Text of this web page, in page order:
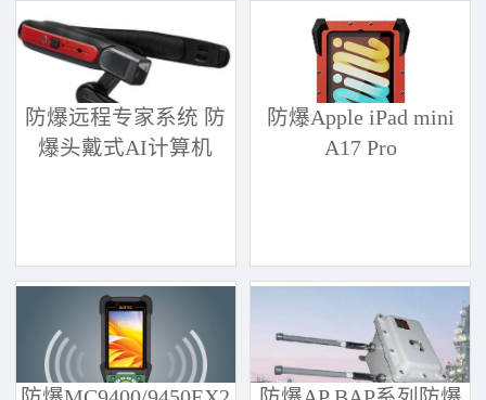
防爆远程专家系统 防
爆头戴式AI计算机
防爆Apple iPad mini
A17 Pro